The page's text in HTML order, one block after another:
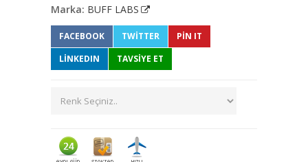
Marka: BUFF LABS
FACEBOOK TWITTER
PIN IT
LINKEDIN
TAVSİYE ET